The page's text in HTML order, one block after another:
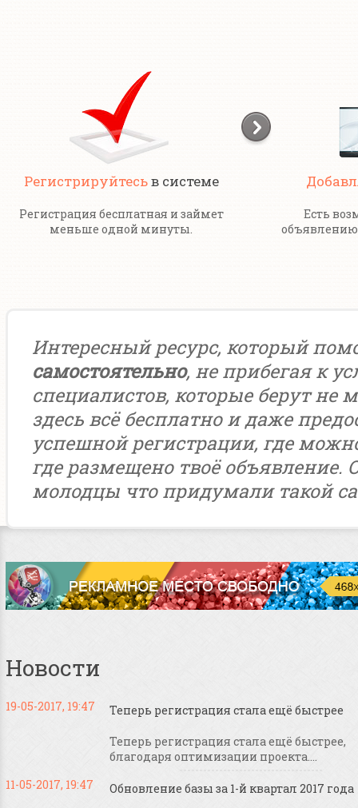
Регистрируйтесьв системе
Регистрация бесплатная и займет
меньше одной минуты.
Есть
Интересный ресурс, который
самостоятельно, не прибегая к
специалистов, которые берут не
здесь всё бесплатно и даже
успешной регистрации, где
где размещено твоё объявление.
молодцы что придумали такой
Новости
19-05-2017, 19:47 Теперь регистрация стала ещё быстрее
Теперь регистрация стала ещё быстрее,
благодаря оптимизации проекта....
11-05-2017, 19:47
Обновление базы за 1-й квартал 2017 года